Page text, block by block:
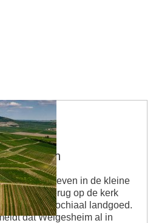
en wijnproeven in de kleine
gaat terug op de kerk
een oud parochiaal landgoed.
dat Welgesheim al in